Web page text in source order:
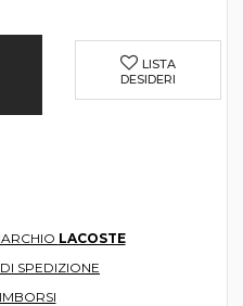
LISTA
DESIDERI
LACOSTE
SPEDIZIONE